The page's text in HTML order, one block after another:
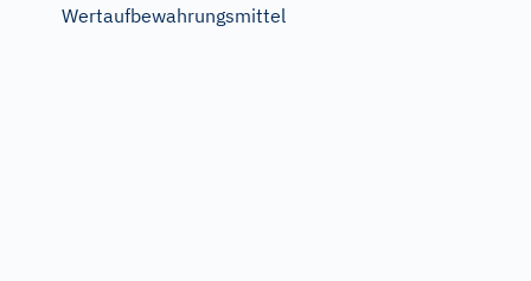
Wertaufbewahrungsmittel